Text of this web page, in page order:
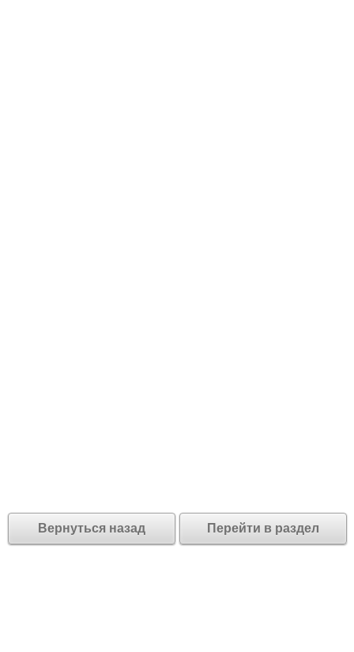
Вернуться назад Перейти в раздел